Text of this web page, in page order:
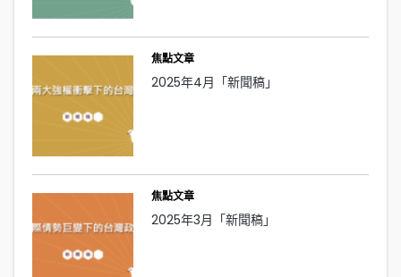
焦點文章
2025年4月「新聞稿」
焦點文章
2025年3月「新聞稿」